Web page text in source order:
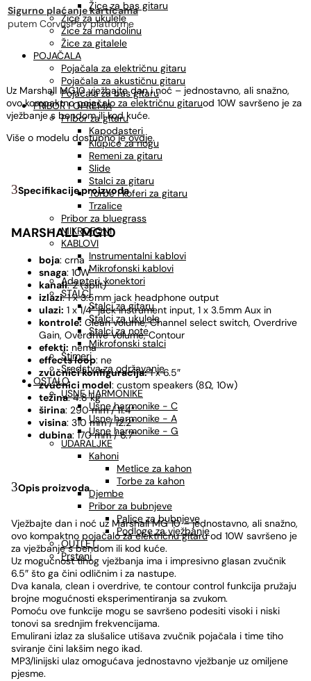
Žice za bas gitaru
Žice za ukulele
Žice za mandolinu
Žice za gitalele
POJAČALA
Pojačala za električnu gitaru
Pojačala za akustičnu gitaru
Pojačala za bas gitaru
PRIBOR I OPREMA
Pribor za gitaru
Kapodasteri
Klupice za nogu
Remeni za gitaru
Slide
Stalci za gitaru
Torbe i koferi za gitaru
Trzalice
Pribor za bluegrass
MIKROFONI
KABLOVI
Instrumentalni kablovi
Mikrofonski kablovi
Adapteri, konektori
STALCI
Stalci za gitaru
Stalci za ukulele
Stalci za note
Mikrofonski stalci
Štimeri
Sredstva za održavanje
OSTALO
USNE HARMONIKE
Usne harmonike - C
Usne harmonike - A
Usne harmonike - G
UDARALJKE
Kahoni
Metlice za kahon
Torbe za kahon
Djembe
Pribor za bubnjeve
Palice za bubnjeve
Podloge za vježbanje
OUTLET
Prsteni
Sigurno plaćanje karticama
putem CorvusPay platforme
Uz Marshall MG10 vježbajte dan i noć – jednostavno, ali snažno,
ovo kompaktnopojačalo za električnu gitaruod 10W savršeno je za
vježbanje s bendom ili kod kuće.
Više o modelu dostupno jeovdje.
Specifikacije proizvoda
MARSHALL MG10
boja: crna
snaga: 10W
kanali: 2 (split)
izlazi: 1 x 3.5mm jack headphone output
ulazi: 1 x 1/4″ jack instrument input, 1 x 3.5mm Aux in
kontrole: Clean volume, Channel select switch, Overdrive
Gain, Overdrive Volume, Contour
efekti: nema
effects loop: ne
zvučnici konfiguracija:1 x 6.5″
zvučnici model: custom speakers (8Ω, 10w)
težina: 4.8 kg
širina: 290 mm / 11.4″
visina: 310 mm / 12.2″
dubina: 170 mm / 6.7″
Opis proizvoda
Vježbajte dan i noć uz Marshall MG 10 – jednostavno, ali snažno,
ovo kompaktno pojačalo za električnu gitaruod 10W savršeno je
za vježbanje s bendom ili kod kuće.
Uz mogućnost tihog vježbanja ima i impresivno glasan zvučnik
6.5″ što ga čini odličnim i za nastupe.
Dva kanala, clean i overdrive, te contour control funkcija pružaju
brojne mogućnosti eksperimentiranja sa zvukom.
Pomoću ove funkcije mogu se savršeno podesiti visoki i niski
tonovi sa srednjim frekvencijama.
Emulirani izlaz za slušalice utišava zvučnik pojačala i time tiho
sviranje čini lakšim nego ikad.
MP3/linijski ulaz omogućava jednostavno vježbanje uz omiljene
pjesme.